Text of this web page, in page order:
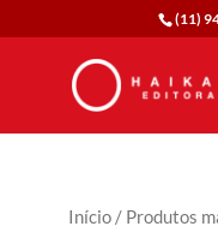
(11)
Início/ Produtos